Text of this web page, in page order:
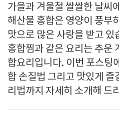
가을과 겨울철 쌀쌀한 날씨
해산물 홍합은 영양이 풍부
맛으로 많은 사랑을 받고
홍합찜과 같은 요리는 추운
합요리입니다. 이번 포스팅
합 손질법 그리고 맛있게 즐
리법까지 자세히 소개해 드